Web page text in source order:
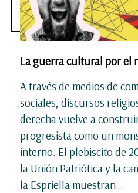
La guerra cultural por el
A través de medios de
sociales, discursos
derecha vuelve a
progresista como un
interno. El plebiscito de
la Unión Patriótica y la
la Espriella muestran...